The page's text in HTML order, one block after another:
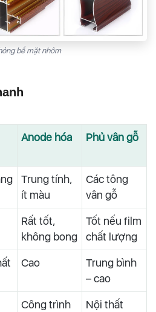
bề mặt nhôm
Anode hóa Phủ vân gỗ
Trung tính,
ít màu
Các tông
vân gỗ
Rất tốt,
không bong
Tốt nếu film
chất lượng
Cao
Trung bình
– cao
Công trình
Nội thất